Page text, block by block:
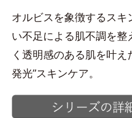
オルビスを象徴するス
い不足による肌不調を整
く透明感のある肌を叶
発光”スキンケア。